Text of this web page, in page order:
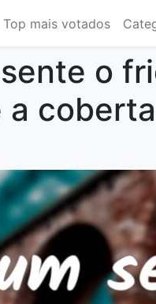
Top mais votados
o
a